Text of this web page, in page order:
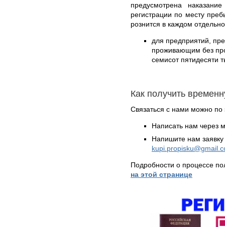
предусмотрена
регистрации по месту
рознится в каждом
для предприятий,
проживающим без
семисот пятидесяти
Как получить
Связаться с нами можно по
Написать нам через
Напишите нам
Подробности о процессе
на этой странице